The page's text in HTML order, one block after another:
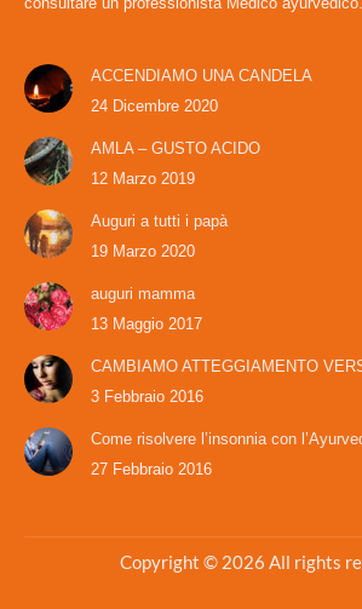
ACCENDIAMO UNA CANDELA
24 Dicembre 2020
AMLA – GUSTO ACIDO
12 Marzo 2019
Auguri a tutti i papà
19 Marzo 2020
auguri mamma
13 Maggio 2017
CAMBIAMO ATTEGGIAMENTO
3 Febbraio 2016
Come risolvere l’insonnia con
27 Febbraio 2016
Copyright © 2026 All rights